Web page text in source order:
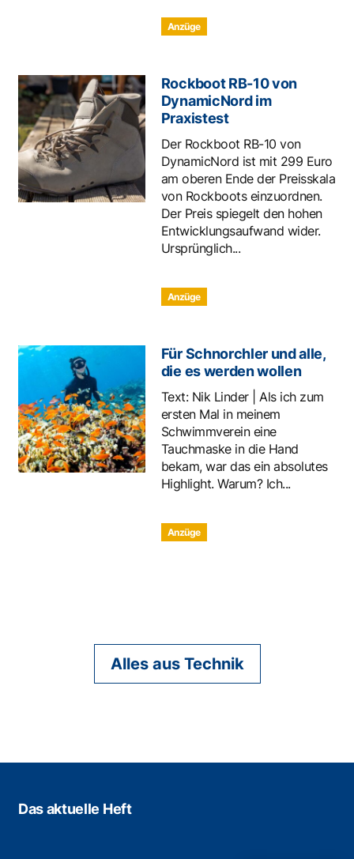
Anzüge
Rockboot RB-10 von
DynamicNord im
Praxistest
Der Rockboot RB-10 von
DynamicNord ist mit 299 Euro
am oberen Ende der Preisskala
von Rockboots einzuordnen.
Der Preis spiegelt den hohen
Entwicklungsaufwand wider.
Ursprünglich...
Anzüge
Für Schnorchler und alle,
die es werden wollen
Text: Nik Linder | Als ich zum
ersten Mal in meinem
Schwimmverein eine
Tauchmaske in die Hand
bekam, war das ein absolutes
Highlight. Warum? Ich...
Anzüge
Alles aus Technik
Das aktuelle Heft